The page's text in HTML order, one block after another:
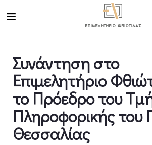
Συνάντηση στο
Επιμελητήριο
το Πρόεδρο του
Πληροφορικής του
Θεσσαλίας